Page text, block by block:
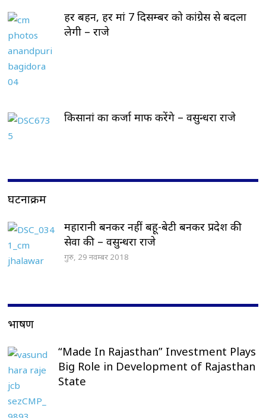
हर बहन, हर मां 7 दिसम्बर को कांग्रेस से बदला
लेगी – राजे
किसानां का कर्जा माफ करेंगे – वसुन्धरा राजे
घटनाक्रम
महारानी बनकर नहीं बहू-बेटी बनकर प्रदेश की
सेवा की – वसुन्धरा राजे
गुरु, 29 नवम्बर 2018
भाषण
“Made In Rajasthan” Investment Plays
Big Role in Development of Rajasthan
State